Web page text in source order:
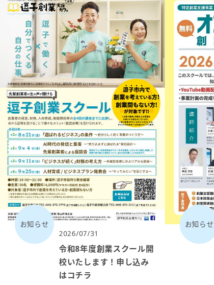
お知らせ
2026/07/31
令和8年度創業スクール開
校いたします！申し込み
はコチラ
お知らせ